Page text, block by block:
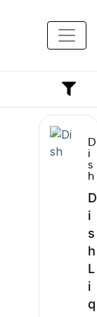
D
i
s
h
D
i
s
h
L
i
q